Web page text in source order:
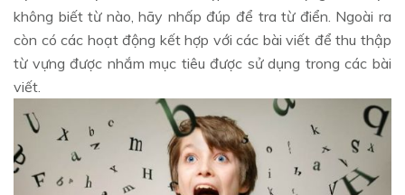
không biết từ nào, hãy nhấp đúp để tra từ điển. Ngoài ra
còn có các hoạt động kết hợp với các bài viết để thu thập
từ vựng được nhắm mục tiêu được sử dụng trong các bài
viết.